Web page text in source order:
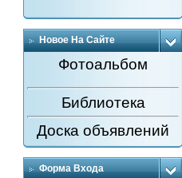
Новое На Сайте
Фотоальбом
Библиотека
Доска объявлений
Форма Входа